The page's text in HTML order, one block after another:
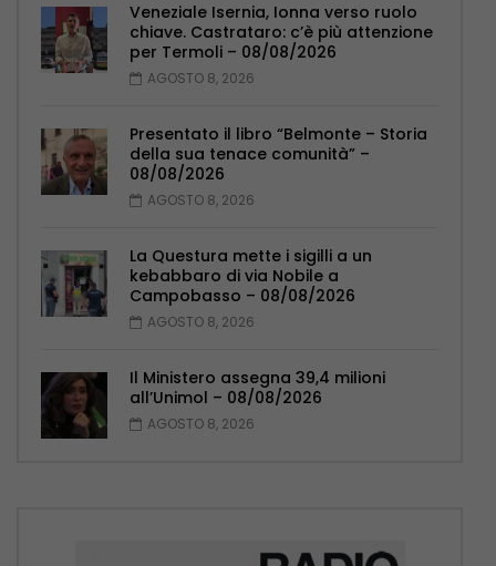
Veneziale Isernia, Ionna verso ruolo
chiave. Castrataro: c’è più attenzione
per Termoli – 08/08/2026
AGOSTO 8, 2026
Presentato il libro “Belmonte – Storia
della sua tenace comunità” –
08/08/2026
AGOSTO 8, 2026
La Questura mette i sigilli a un
kebabbaro di via Nobile a
Campobasso – 08/08/2026
AGOSTO 8, 2026
Il Ministero assegna 39,4 milioni
all’Unimol – 08/08/2026
AGOSTO 8, 2026